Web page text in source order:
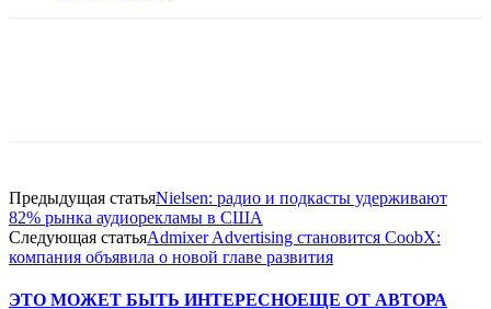
Предыдущая статьяNielsen: радио и подкасты удерживают
82% рынка аудиорекламы в США
Следующая статьяAdmixer Advertising становится CoobX:
компания объявила о новой главе развития
ЭТО МОЖЕТ БЫТЬ ИНТЕРЕСНОЕЩЕ ОТ АВТОРА